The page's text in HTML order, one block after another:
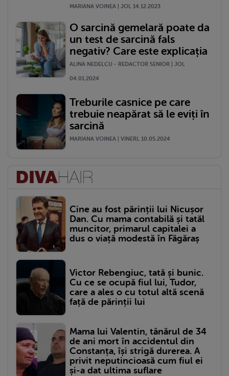
MARIANA VOINEA | JOI, 14.12.2023
O sarcină gemelară poate da
un test de sarcină fals
negativ? Care este explicația
ALINA NEDELCU - REDACTOR SENIOR | JOI,
04.01.2024
Treburile casnice pe care
trebuie neapărat să le eviți în
sarcină
MARIANA VOINEA | VINERI, 10.05.2024
Cine au fost părinții lui Nicușor
Dan. Cu mama contabilă și tatăl
muncitor, primarul capitalei a
dus o viață modestă în Făgăraș
Victor Rebengiuc, tată și bunic.
Cu ce se ocupă fiul lui, Tudor,
care a ales o cu totul altă scenă
față de părinții lui
Mama lui Valentin, tânărul de 34
de ani mort în accidentul din
Constanța, își strigă durerea. A
privit neputincioasă cum fiul ei
și-a dat ultima suflare